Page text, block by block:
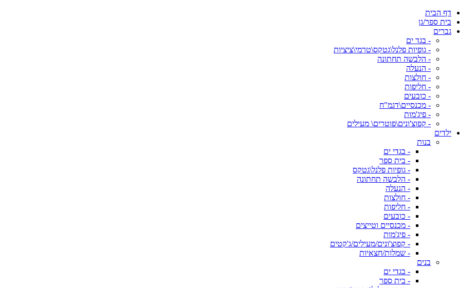
דף הבית
בית ספר/גן
גברים
- בגד ים
- גופיות פלנל\גטקס\טרמי\ציציות
- הלבשה תחתונה
- הנעלה
- חולצות
- חליפות
- כובעים
- מכנסיים\דגמ"ח
- פיג'מות
- קפוצ'ונים\פוטרים\ מעילים
ילדים
בנות
- בגדי ים
- בית ספר
- גופיות פלנל\גטקס
- הלבשה תחתונה
- הנעלה
- חולצות
- חליפות
- כובעים
- מכנסיים וטייצים
- פיג'מות
- קפוצ'ונים/מעילים/ג'קטים
- שמלות/חצאיות
בנים
- בגדי ים
- בית ספר